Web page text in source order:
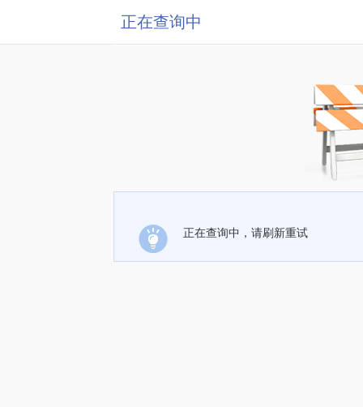
正在查询中
正在查询中，请刷新重试